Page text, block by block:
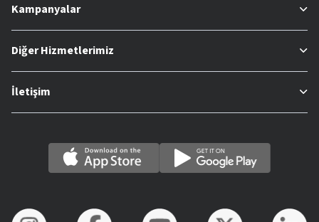
Kampanyalar
Diğer Hizmetlerimiz
İletişim